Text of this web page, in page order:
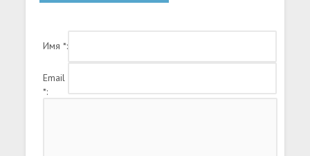
Имя *:
Email
*: